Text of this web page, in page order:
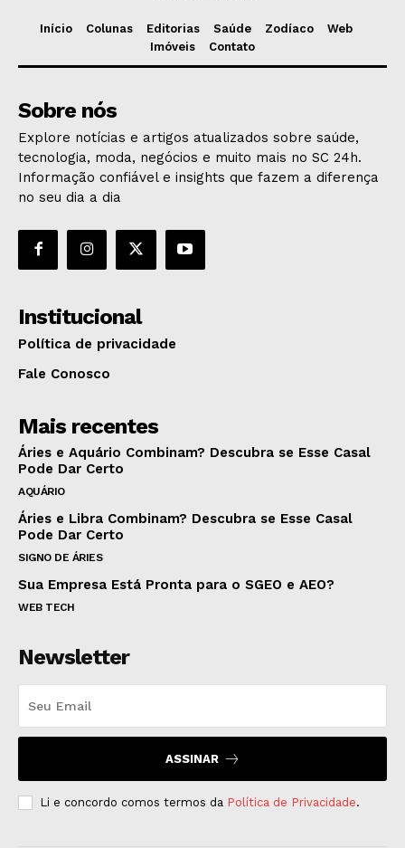
Início Colunas Editorias Saúde Zodíaco
Web
Imóveis
Contato
Sobre nós
Explore notícias e artigos atualizados sobre saúde,
tecnologia, moda, negócios e muito mais no SC 24h.
Informação confiável e insights que fazem a diferença
no seu dia a dia
Institucional
Política de privacidade
Fale Conosco
Mais recentes
Áries e Aquário Combinam? Descubra se Esse Casal
Pode Dar Certo
AQUÁRIO
Áries e Libra Combinam? Descubra se Esse Casal
Pode Dar Certo
SIGNO DE ÁRIES
Sua Empresa Está Pronta para o SGEO e AEO?
WEB TECH
Newsletter
ASSINAR
Li e concordo comos termos da Política de Privacidade.